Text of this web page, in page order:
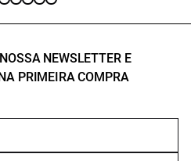
NEWSLETTER E
PRIMEIRA COMPRA